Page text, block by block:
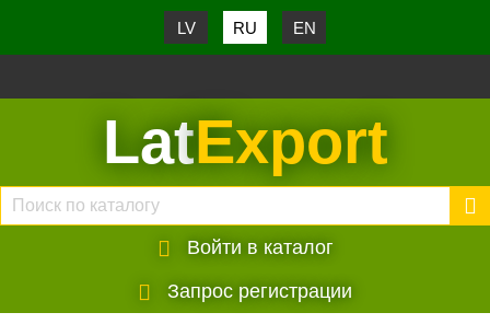
LV RU EN
LatExport
Войти в каталог
Запрос регистрации